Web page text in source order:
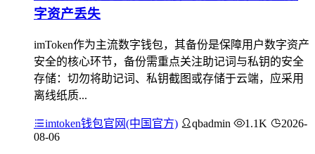
字资产丢失
imToken作为主流数字钱包，其备份是保障用户数字资产
安全的核心环节，备份需重点关注助记词与私钥的安全
存储：切勿将助记词、私钥截图或存储于云端，应采用
离线纸质...
imtoken钱包官网(中国官方) qbadmin 1.1K
2026-
08-06